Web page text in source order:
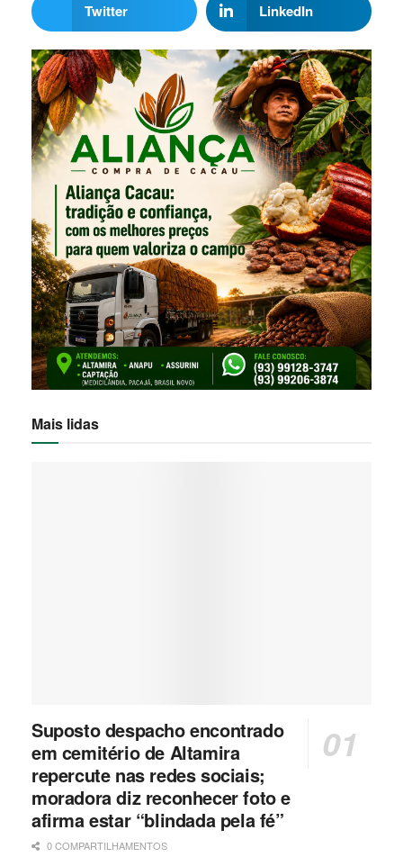
Twitter LinkedIn
Mais lidas
Suposto despacho encontrado
em cemitério de Altamira
repercute nas redes sociais;
moradora diz reconhecer foto e
afirma estar “blindada pela fé”
0 COMPARTILHAMENTOS